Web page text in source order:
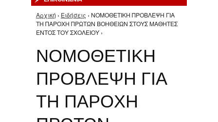
Είστε εδώ
Αρχική › Ειδήσεις › ΝΟΜΟΘΕΤΙΚΗ ΠΡΟΒΛΕΨΗ ΓΙΑ
ΤΗ ΠΑΡΟΧΗ ΠΡΩΤΩΝ ΒΟΗΘΕΙΩΝ ΣΤΟΥΣ ΜΑΘΗΤΕΣ
ΕΝΤΟΣ ΤΟΥ ΣΧΟΛΕΙΟΥ ›
ΝΟΜΟΘΕΤΙΚΗ
ΠΡΟΒΛΕΨΗ ΓΙΑ
ΤΗ ΠΑΡΟΧΗ